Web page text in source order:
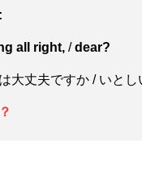
all right, /dear?
大丈夫ですか / いとし